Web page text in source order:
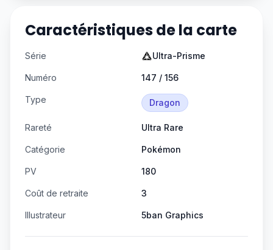
Caractéristiques de la carte
Série Ultra-Prisme
Numéro 147 / 156
Type Dragon
Rareté Ultra Rare
Catégorie Pokémon
PV 180
Coût de retraite 3
Illustrateur 5ban Graphics